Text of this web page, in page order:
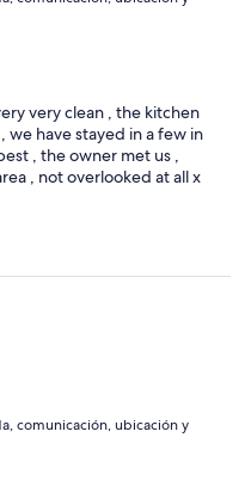
very clean , the kitchen
we have stayed in a few in
, the owner met us ,
, not overlooked at all x
comunicación, ubicación y